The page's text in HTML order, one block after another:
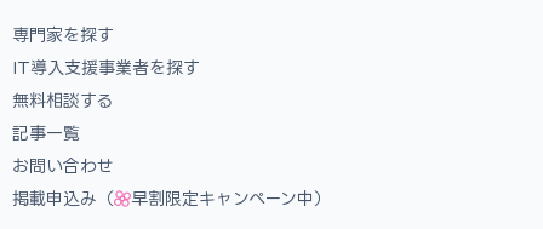
専門家を探す
IT導入支援事業者を探す
無料相談する
記事一覧
お問い合わせ
掲載申込み（
早割限定キャンペーン中）